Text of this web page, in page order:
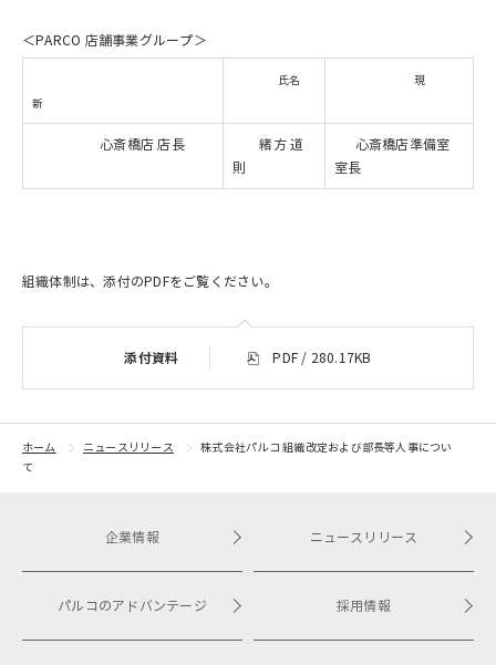
＜PARCO 店舗事業グループ＞
新
氏名 現
心斎橋店 店長
緒方 道
則
心斎橋店準備室
室長
組織体制は、添付のPDFをご覧ください。
添付資料 PDF / 280.17KB
ホーム ニュースリリース
株式会社パルコ 組織改定および部長等人事につい
て
企業情報
パルコのアドバンテージ
ニュースリリース
採用情報